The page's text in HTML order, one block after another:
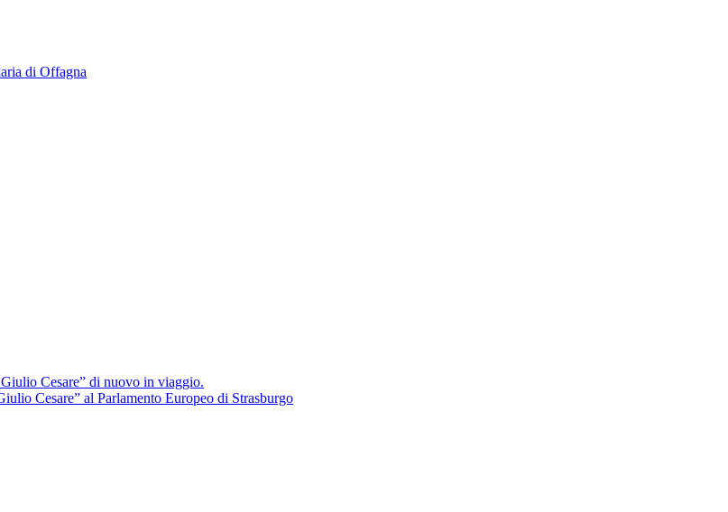
di Offagna
Cesare” di nuovo in viaggio.
Cesare” al Parlamento Europeo di Strasburgo